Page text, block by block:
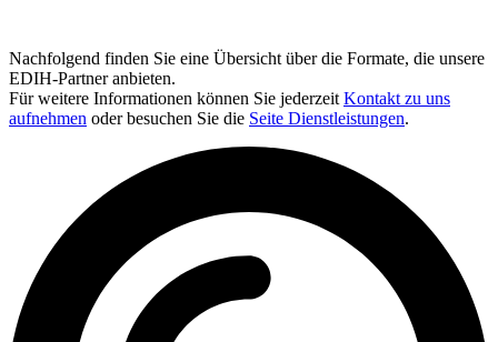
Nachfolgend finden Sie eine Übersicht über die Formate, die unsere
EDIH-Partner anbieten.
Für weitere Informationen können Sie jederzeit Kontakt zu uns
aufnehmen oder besuchen Sie die Seite Dienstleistungen.